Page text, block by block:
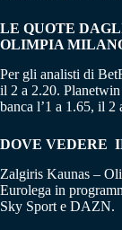
LE QUOTE
OLIMPIA
Per gli analisti di
il 2 a 2.20.
banca l’1 a 1.65, il 2
DOVE VEDERE
Zalgiris Kaunas –
Eurolega in
Sky Sport e DAZN.